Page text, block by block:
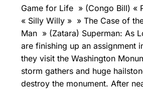
Game for Life » (Congo Bill) «
« Silly Willy » » The Case of
Man » (Zatara) Superman: As
are finishing up an assignment
they visit the Washington
storm gathers and huge
destroy the monument. After